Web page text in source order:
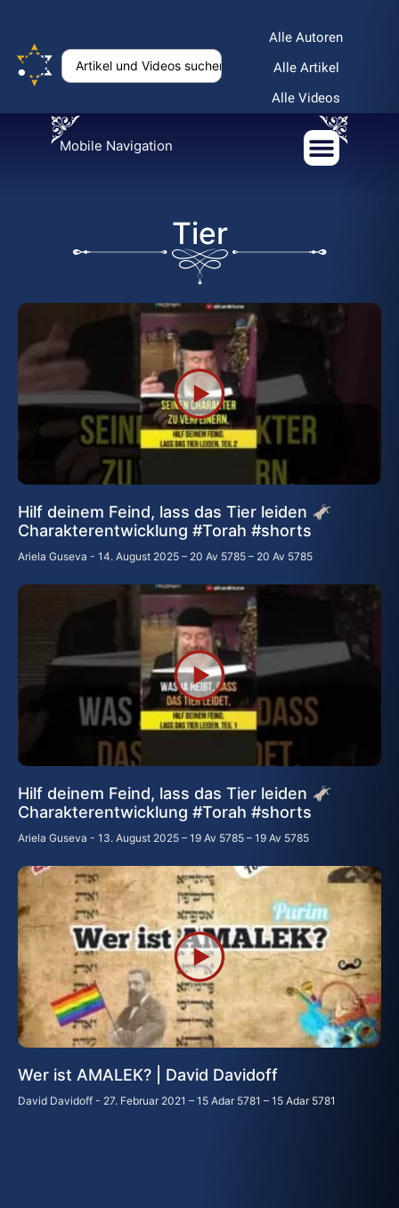
Alle Autoren
Alle Artikel
Alle Videos
Mobile Navigation
Tier
Hilf deinem Feind, lass das Tier leiden 🫏
Charakterentwicklung #Torah #shorts
Ariela Guseva 14. August 2025 – 20 Av 5785 – 20 Av 5785
Hilf deinem Feind, lass das Tier leiden 🫏
Charakterentwicklung #Torah #shorts
Ariela Guseva 13. August 2025 – 19 Av 5785 – 19 Av 5785
Wer ist AMALEK? | David Davidoff
David Davidoff 27. Februar 2021 – 15 Adar 5781 – 15 Adar 5781